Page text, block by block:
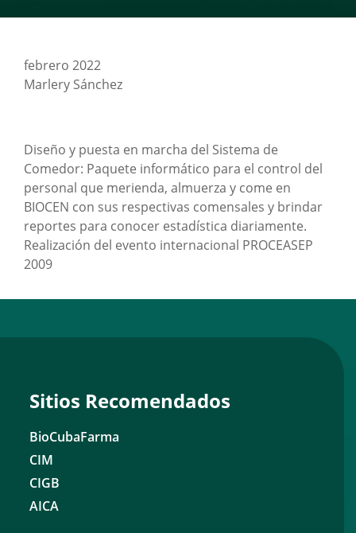
febrero 2022
Marlery Sánchez
Diseño y puesta en marcha del Sistema de
Comedor: Paquete informático para el control del
personal que merienda, almuerza y come en
BIOCEN con sus respectivas comensales y brindar
reportes para conocer estadística diariamente.
Realización del evento internacional PROCEASEP
2009
Sitios Recomendados
BioCubaFarma
CIM
CIGB
AICA